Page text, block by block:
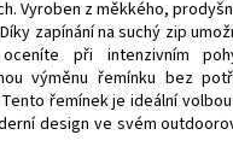
Vyroben z měkkého,
zapínání na suchý zip
při intenzivním
výměnu řemínku bez
řemínek je ideální
design ve svém